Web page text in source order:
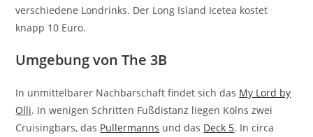
verschiedene Londrinks. Der Long Island Icetea kostet
knapp 10 Euro.
Umgebung von The 3B
In unmittelbarer Nachbarschaft findet sich das My Lord by
Olli. In wenigen Schritten Fußdistanz liegen Kölns zwei
Cruisingbars, das Pullermanns und das Deck 5. In circa